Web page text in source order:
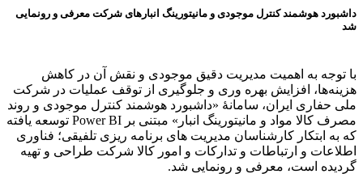
داشبورد هوشمند کنترل موجودی و مانیتورینگ انبارهای شرکت معرفی و رونمایی
شد
با توجه به اهمیت مدیریت دقیق موجودی و نقش آن در کاهش
هزینه‌ها، افزایش بهره‌ وری و جلوگیری از توقف عملیات در شرکت
ملی حفاری ایران، سامانهٔ «داشبورد هوشمند کنترل موجودی و روند
مصرف کالا مواد و مانیتورینگ انبار» مبتنی بر Power BI توسعه یافته
که به ابتکار کارشناسان مدیریت های برنامه ریزی تلفیقی؛ فناوری
اطلاعات و ارتباطات و تدارکات و امور کالا شرکت طراحی و تهیه
گردیده است، معرفی و رونمایی شد.